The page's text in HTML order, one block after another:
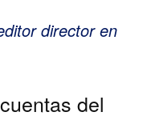
director en
del